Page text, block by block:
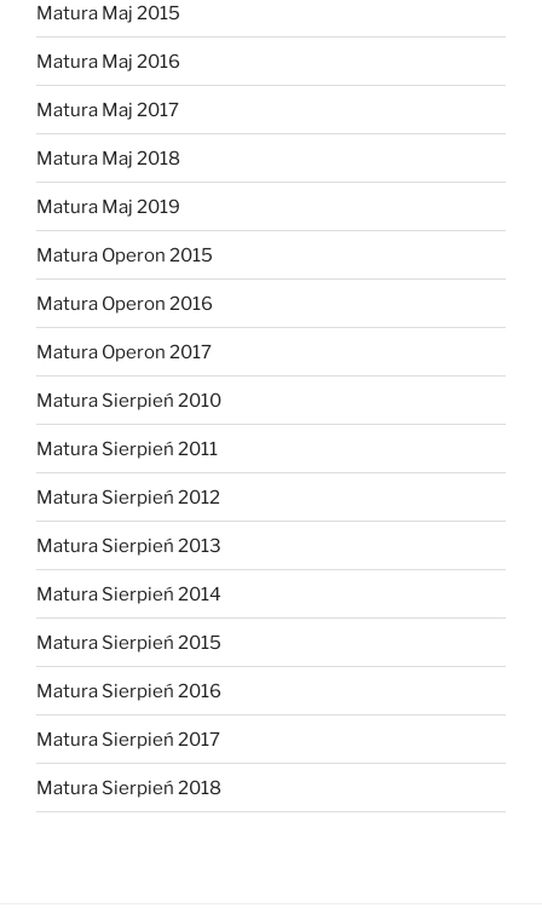
Matura Maj 2015
Matura Maj 2016
Matura Maj 2017
Matura Maj 2018
Matura Maj 2019
Matura Operon 2015
Matura Operon 2016
Matura Operon 2017
Matura Sierpień 2010
Matura Sierpień 2011
Matura Sierpień 2012
Matura Sierpień 2013
Matura Sierpień 2014
Matura Sierpień 2015
Matura Sierpień 2016
Matura Sierpień 2017
Matura Sierpień 2018